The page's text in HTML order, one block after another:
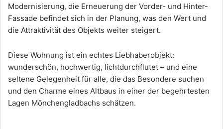
Modernisierung, die Erneuerung der Vorder- und Hinter-
Fassade befindet sich in der Planung, was den Wert und
die Attraktivität des Objekts weiter steigert.
Diese Wohnung ist ein echtes Liebhaberobjekt:
wunderschön, hochwertig, lichtdurchflutet – und eine
seltene Gelegenheit für alle, die das Besondere suchen
und den Charme eines Altbaus in einer der begehrtesten
Lagen Mönchengladbachs schätzen.